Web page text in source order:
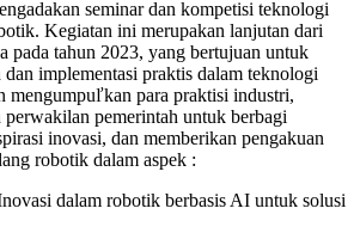
seminar dan kompetisi teknologi
Kegiatan ini merupakan lanjutan dari
pada tahun 2023, yang bertujuan untuk
implementasi praktis dalam teknologi
mengumpuľkan para praktisi industri,
perwakilan pemerintah untuk berbagi
inovasi, dan memberikan pengakuan
robotik dalam aspek :
dalam robotik berbasis AI untuk solusi